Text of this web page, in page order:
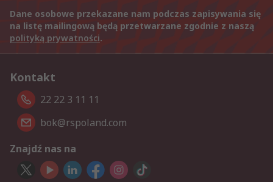
Dane osobowe przekazane nam podczas zapisywania się
na listę mailingową będą przetwarzane zgodnie z naszą
polityką prywatności.
Kontakt
22 22 3 11 11
bok@rspoland.com
Znajdź nas na